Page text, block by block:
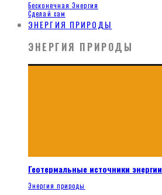
Бесконечная Энергия
Сделай сам
ЭНЕРГИЯ ПРИРОДЫ
ЭНЕРГИЯ ПРИРОДЫ
Геотермальные источники энергии
Энергия природы